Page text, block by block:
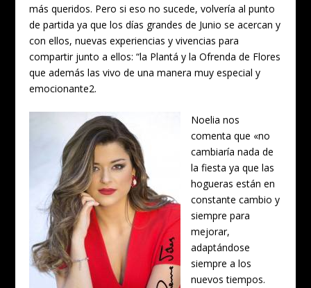
más queridos. Pero si eso no sucede, volvería al punto
de partida ya que los días grandes de Junio se acercan y
con ellos, nuevas experiencias y vivencias para
compartir junto a ellos: “la Plantá y la Ofrenda de Flores
que además las vivo de una manera muy especial y
emocionante2.
Noelia nos
comenta que «no
cambiaría nada de
la fiesta ya que las
hogueras están en
constante cambio y
siempre para
mejorar,
adaptándose
siempre a los
nuevos tiempos.